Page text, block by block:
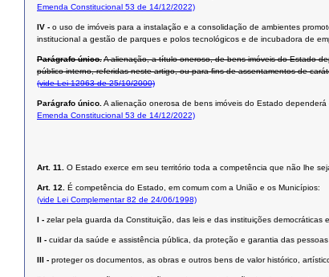
Emenda Constitucional 53 de 14/12/2022)
IV - o uso de imóveis para a instalação e a consolidação de ambientes
institucional a gestão de parques e polos tecnológicos e de incubadora de
Parágrafo único.A alienação, a título oneroso, de bens imóveis do Estado
público interno, referidas neste artigo, ou para ﬁns de assentamentos de
(vide Lei 12963 de 25/10/2000)
Parágrafo único. A alienação onerosa de bens imóveis do Estado
Emenda Constitucional 53 de 14/12/2022)
Art. 11. O Estado exerce em seu território toda a competência que não lhe
Art. 12.
É competência do Estado, em comum com a União e os Municípios:
(vide Lei Complementar 82 de 24/06/1998)
I - zelar pela guarda da Constituição, das leis e das instituições democráticas
II - cuidar da saúde e assistência pública, da proteção e garantia das
III - proteger os documentos, as obras e outros bens de valor histórico,